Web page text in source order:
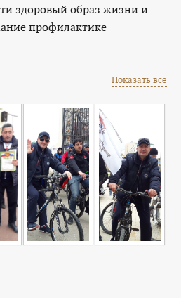
здоровый образ жизни и
профилактике
Показать все